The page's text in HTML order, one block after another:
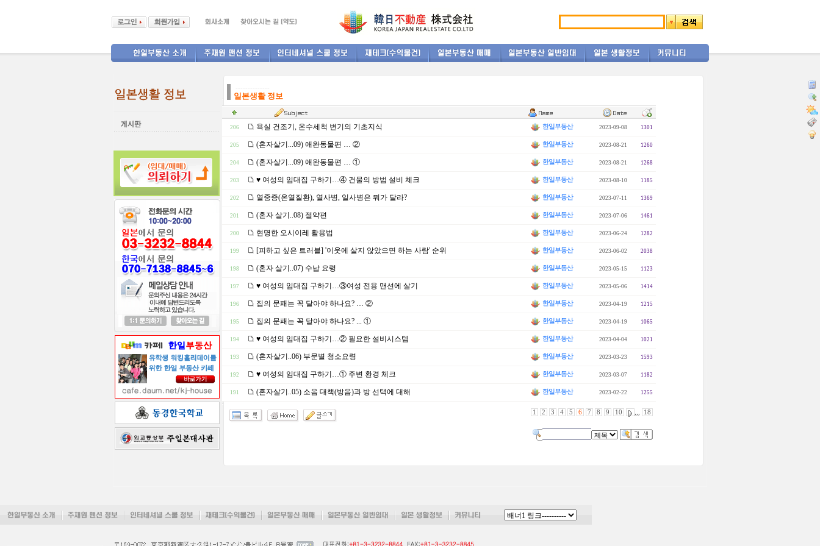
일본생활 정보
206 욕실 건조기, 온수세척 변기의 기초지식 한일부동산 2023-09-08 1301
205 (혼자살기...09) 애완동물편 … ② 한일부동산 2023-08-21 1260
204 (혼자살기...09) 애완동물편 … ① 한일부동산 2023-08-21 1268
203 ♥ 여성의 임대집 구하기…④ 건물의 방범 설비 체크 한일부동산 2023-08-10 1185
202 열중증(온열질환), 열사병, 일사병은 뭐가 달라? 한일부동산 2023-07-11 1369
201 (혼자 살기..08) 절약편 한일부동산 2023-07-06 1461
200 현명한 오시이레 활용법 한일부동산 2023-06-24 1282
199 [피하고 싶은 트러블] '이웃에 살지 않았으면 하는 사람' 순위 한일부동산 2023-06-02 2038
198 (혼자 살기..07) 수납 요령 한일부동산 2023-05-15 1123
197 ♥ 여성의 임대집 구하기…③여성 전용 맨션에 살기 한일부동산 2023-05-06 1414
196 집의 문패는 꼭 달아야 하나요? … ② 한일부동산 2023-04-19 1215
195 집의 문패는 꼭 달아야 하나요? ... ① 한일부동산 2023-04-19 1065
194 ♥ 여성의 임대집 구하기…② 필요한 설비시스템 한일부동산 2023-04-04 1021
193 (혼자살기..06) 부문별 청소요령 한일부동산 2023-03-23 1593
192 ♥ 여성의 임대집 구하기…① 주변 환경 체크 한일부동산 2023-03-07 1182
191 (혼자살기..05) 소음 대책(방음)과 방 선택에 대해 한일부동산 2023-02-22 1255
1 2 3 4 5 6 7 8 9 10 ,,, 18